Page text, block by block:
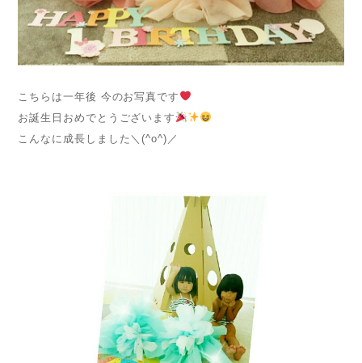
こちらは一年後 今のお写真です
お誕生日おめでとうございます
こんなに成長しました＼(^o^)／